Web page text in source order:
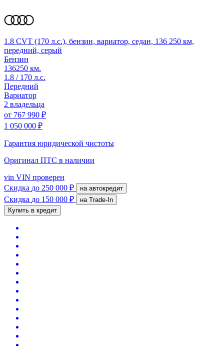
1.8 CVT (170 л.с.), бензин, вариатор, седан, 136 250 км,
передний, серый
Бензин
136250 км.
1.8 / 170 л.с.
Передний
Вариатор
2 владельца
от 767 990 ₽
1 050 000 ₽
Гарантия юридической чистоты
Оригинал ПТС в наличии
vin VIN проверен
Скидка до 250 000 ₽ на автокредит
Скидка до 150 000 ₽
на Trade-In
Купить в кредит